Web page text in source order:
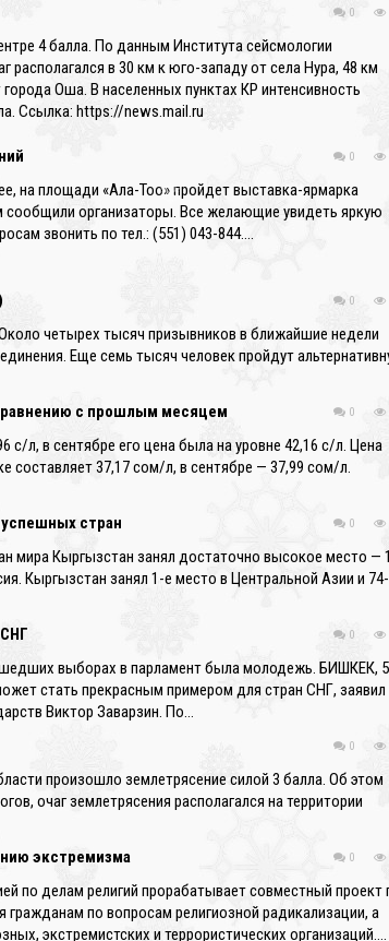
0
4 балла. По данным Института сейсмологии
в 30 км к юго-западу от села Нура, 48 км
Оша. В населенных пунктах КР интенсивность
Ссылка: https://news.mail.ru
0
на площади «Ала-Тоо» пройдет выставка-ярмарка
организаторы. Все желающие увидеть яркую
звонить по тел.: (551) 043-844….
0
четырех тысяч призывников в ближайшие недели
Еще семь тысяч человек пройдут
0
с прошлым месяцем
с/л, в сентябре его цена была на уровне 42,16 с/л. Цена
составляет 37,17 сом/л, в сентябре — 37,99 сом/л.
0
стран
мира Кыргызстан занял достаточно высокое место —
Кыргызстан занял 1-е место в Центральной Азии и
0
выборах в парламент была молодежь. БИШКЕК, 5
стать прекрасным примером для стран СНГ, заявил
Виктор Заварзин. По…
0
произошло землетрясение силой 3 балла. Об этом
очаг землетрясения располагался на территории
0
экстремизма
по делам религий прорабатывает совместный проект
гражданам по вопросам религиозной радикализации, а
экстремистских и террористических организаций….